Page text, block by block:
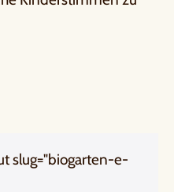
slug="biogarten-e-